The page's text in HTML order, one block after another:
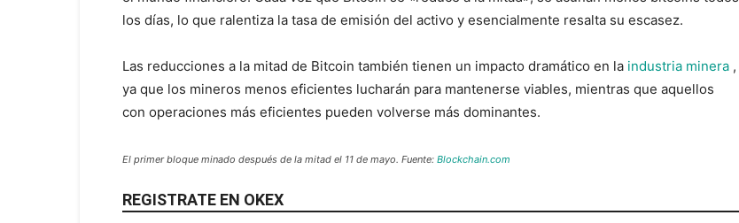
los días, lo que ralentiza la tasa de emisión del activo y esencialmente resalta su escasez.
Las reducciones a la mitad de Bitcoin también tienen un impacto dramático en la industria minera ,
ya que los mineros menos eficientes lucharán para mantenerse viables, mientras que aquellos
con operaciones más eficientes pueden volverse más dominantes.
El primer bloque minado después de la mitad el 11 de mayo. Fuente: Blockchain.com
REGISTRATE EN OKEX